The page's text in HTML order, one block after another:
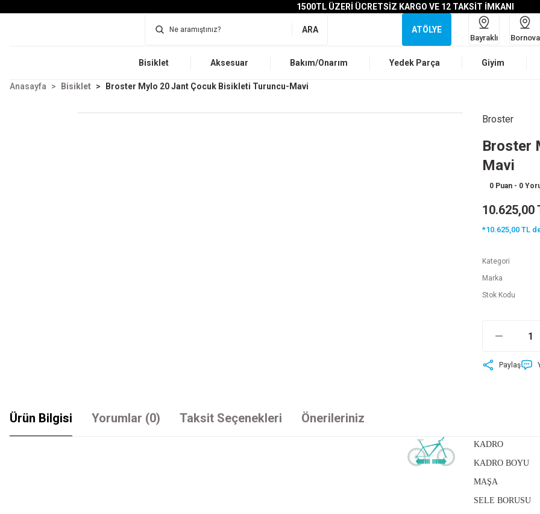
1500TL ÜZERİ ÜCRETSİZ KARGO VE 12 TAKSİT İMKANI
ARA ATÖLYE
Bayraklı Bornova
Bisiklet Aksesuar Bakım/Onarım Yedek Parça Giyim
Anasayfa Bisiklet Broster Mylo 20 Jant Çocuk Bisikleti Turuncu-Mavi
Broster
Broster
Mavi
0 Puan - 0
10.625,00
*10.625,00 TL
Kategori
Marka
Stok Kodu
Paylaş
Ürün Bilgisi Yorumlar (0) Taksit Seçenekleri Önerileriniz
KADRO
KADRO BOYU
MAŞA
SELE BORUSU